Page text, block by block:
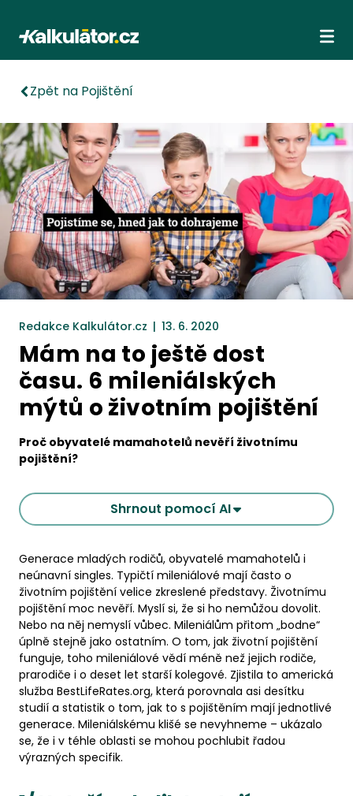
Kalkulátor.cz
Zpět na Pojištění
Redakce Kalkulátor.cz | 13. 6. 2020
Mám na to ještě dost
času. 6 mileniálských
mýtů o životním pojištění
Proč obyvatelé mamahotelů nevěří životnímu
pojištění?
Shrnout pomocí AI
Generace mladých rodičů, obyvatelé mamahotelů i
neúnavní singles. Typičtí mileniálové mají často o
životním pojištění velice zkreslené představy. Životnímu
pojištění moc nevěří. Myslí si, že si ho nemůžou dovolit.
Nebo na něj nemyslí vůbec. Mileniálům přitom „bodne“
úplně stejně jako ostatním. O tom, jak životní pojištění
funguje, toho mileniálové vědí méně než jejich rodiče,
prarodiče i o deset let starší kolegové. Zjistila to americká
služba BestLifeRates.org, která porovnala asi desítku
studií a statistik o tom, jak to s pojištěním mají jednotlivé
generace. Mileniálskému klišé se nevyhneme – ukázalo
se, že i v téhle oblasti se mohou pochlubit řadou
výrazných specifik.